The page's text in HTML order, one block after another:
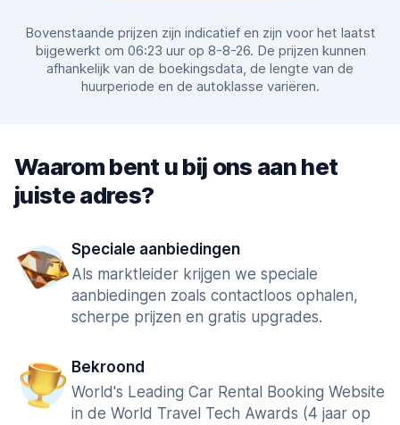
Bovenstaande prijzen zijn indicatief en zijn voor het laatst
bijgewerkt om 06:23 uur op 8-8-26. De prijzen kunnen
afhankelijk van de boekingsdata, de lengte van de
huurperiode en de autoklasse variëren.
Waarom bent u bij ons aan het
juiste adres?
Speciale aanbiedingen
Als marktleider krijgen we speciale
aanbiedingen zoals contactloos ophalen,
scherpe prijzen en gratis upgrades.
Bekroond
World's Leading Car Rental Booking Website
in de World Travel Tech Awards (4 jaar op